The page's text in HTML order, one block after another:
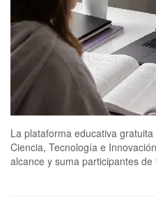
La plataforma educativa
Ciencia, Tecnología e
alcance y suma participantes